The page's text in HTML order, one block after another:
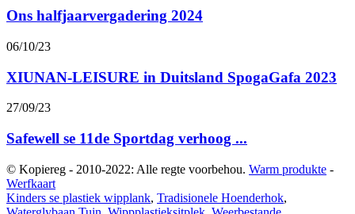
Ons halfjaarvergadering 2024
06/10/23
XIUNAN-LEISURE in Duitsland SpogaGafa 2023
27/09/23
Safewell se 11de Sportdag verhoog ...
© Kopiereg - 2010-2022: Alle regte voorbehou. Warm produkte -
Werfkaart
Kinders se plastiek wipplank, Tradisionele Hoenderhok,